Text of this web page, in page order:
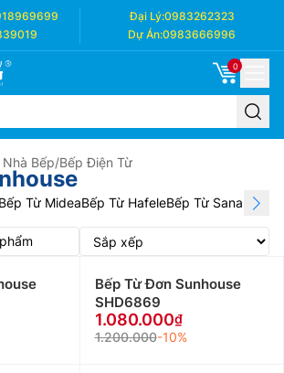
Đại Lý:0983262323
Dự Án:0983666996
0
Bếp/Bếp Điện Từ
Bếp Từ MideaBếp Từ HafeleBếp Từ SanakyBếp
Bếp Từ Đơn Sunhouse
SHD6869
1.080.000
1.200.000-10%